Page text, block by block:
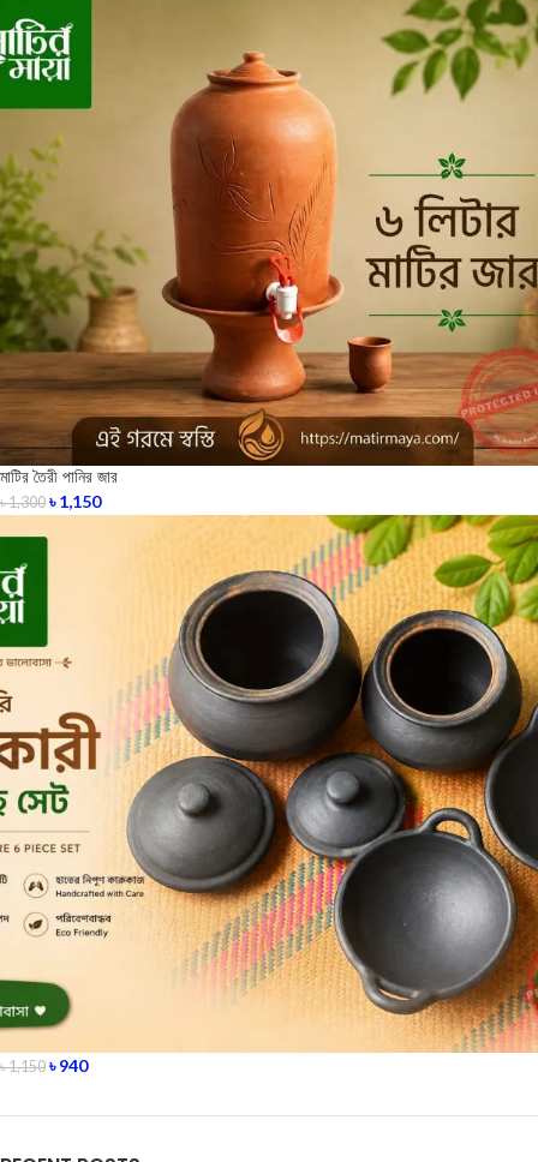
মাটির তৈরী পানির জার
৳1,300 ৳1,150
৳1,150 ৳940